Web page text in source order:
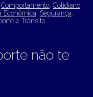
Comportamento, Cotidiano,
Econômica, Segurança,
e Trânsito
não te